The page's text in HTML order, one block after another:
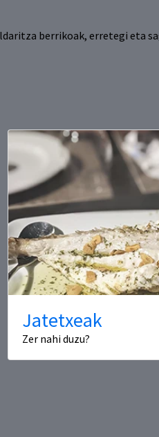
berrikoak, erretegi eta
Jatetxeak
Zer nahi duzu?